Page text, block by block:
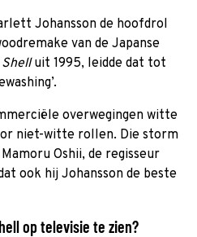
Johansson de hoofdrol
van de Japanse
uit 1995, leidde dat tot
overwegingen witte
niet-witte rollen. Die storm
Oshii, de regisseur
ook hij Johansson de beste
op televisie te zien?